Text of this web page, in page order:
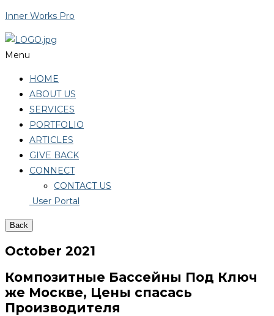
Inner Works Pro
Menu
HOME
ABOUT US
SERVICES
PORTFOLIO
ARTICLES
GIVE BACK
CONNECT
CONTACT US
User Portal
Back
October 2021
Композитные Бассейны Под Ключ
же Москве, Цены спасась
Производителя